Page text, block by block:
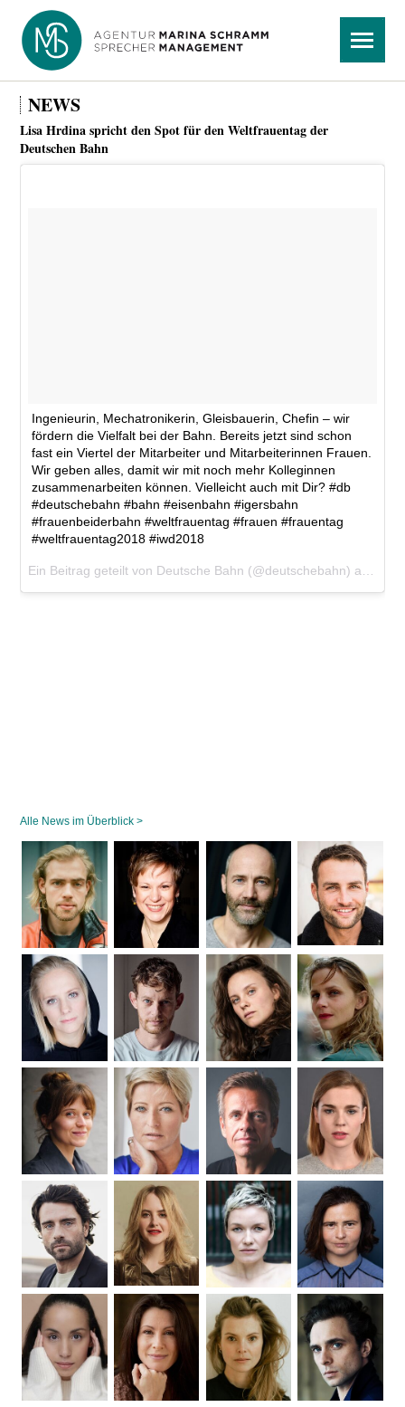
Navigation
überspringen
NEWS
Lisa Hrdina spricht den Spot für den Weltfrauentag der
Deutschen Bahn
Ingenieurin, Mechatronikerin, Gleisbauerin, Chefin – wir
fördern die Vielfalt bei der Bahn. Bereits jetzt sind schon
fast ein Viertel der Mitarbeiter und Mitarbeiterinnen Frauen.
Wir geben alles, damit wir mit noch mehr Kolleginnen
zusammenarbeiten können. Vielleicht auch mit Dir? #db
#deutschebahn #bahn #eisenbahn #igersbahn
#frauenbeiderbahn #weltfrauentag #frauen #frauentag
#weltfrauentag2018 #iwd2018
Ein Beitrag geteilt von Deutsche Bahn (@deutschebahn) am Mär 8, 2018 um 5:04 PST
Alle News im Überblick >
Navigation
überspringen